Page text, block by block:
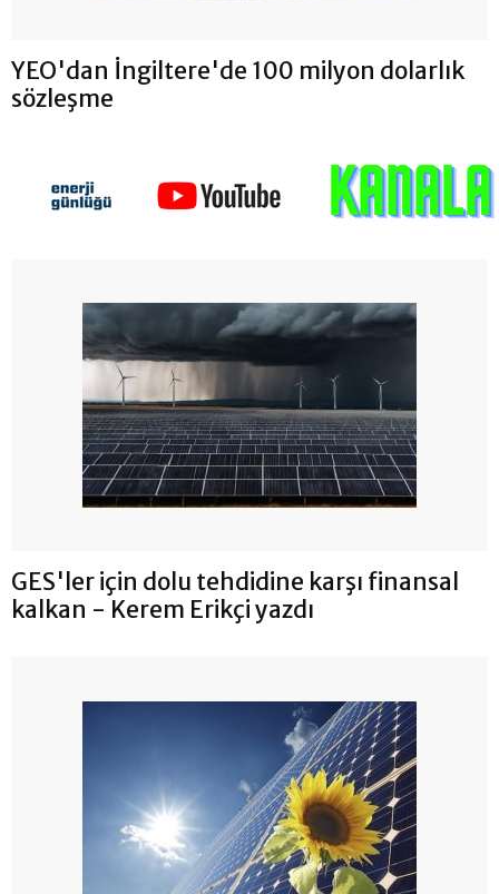
YEO'dan İngiltere'de 100 milyon dolarlık
sözleşme
GES'ler için dolu tehdidine karşı finansal
kalkan - Kerem Erikçi yazdı